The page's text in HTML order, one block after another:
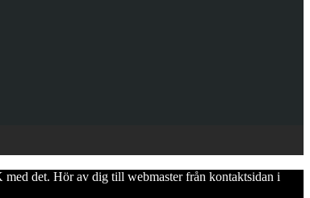
med det. Hör av dig till webmaster från kontaktsidan i